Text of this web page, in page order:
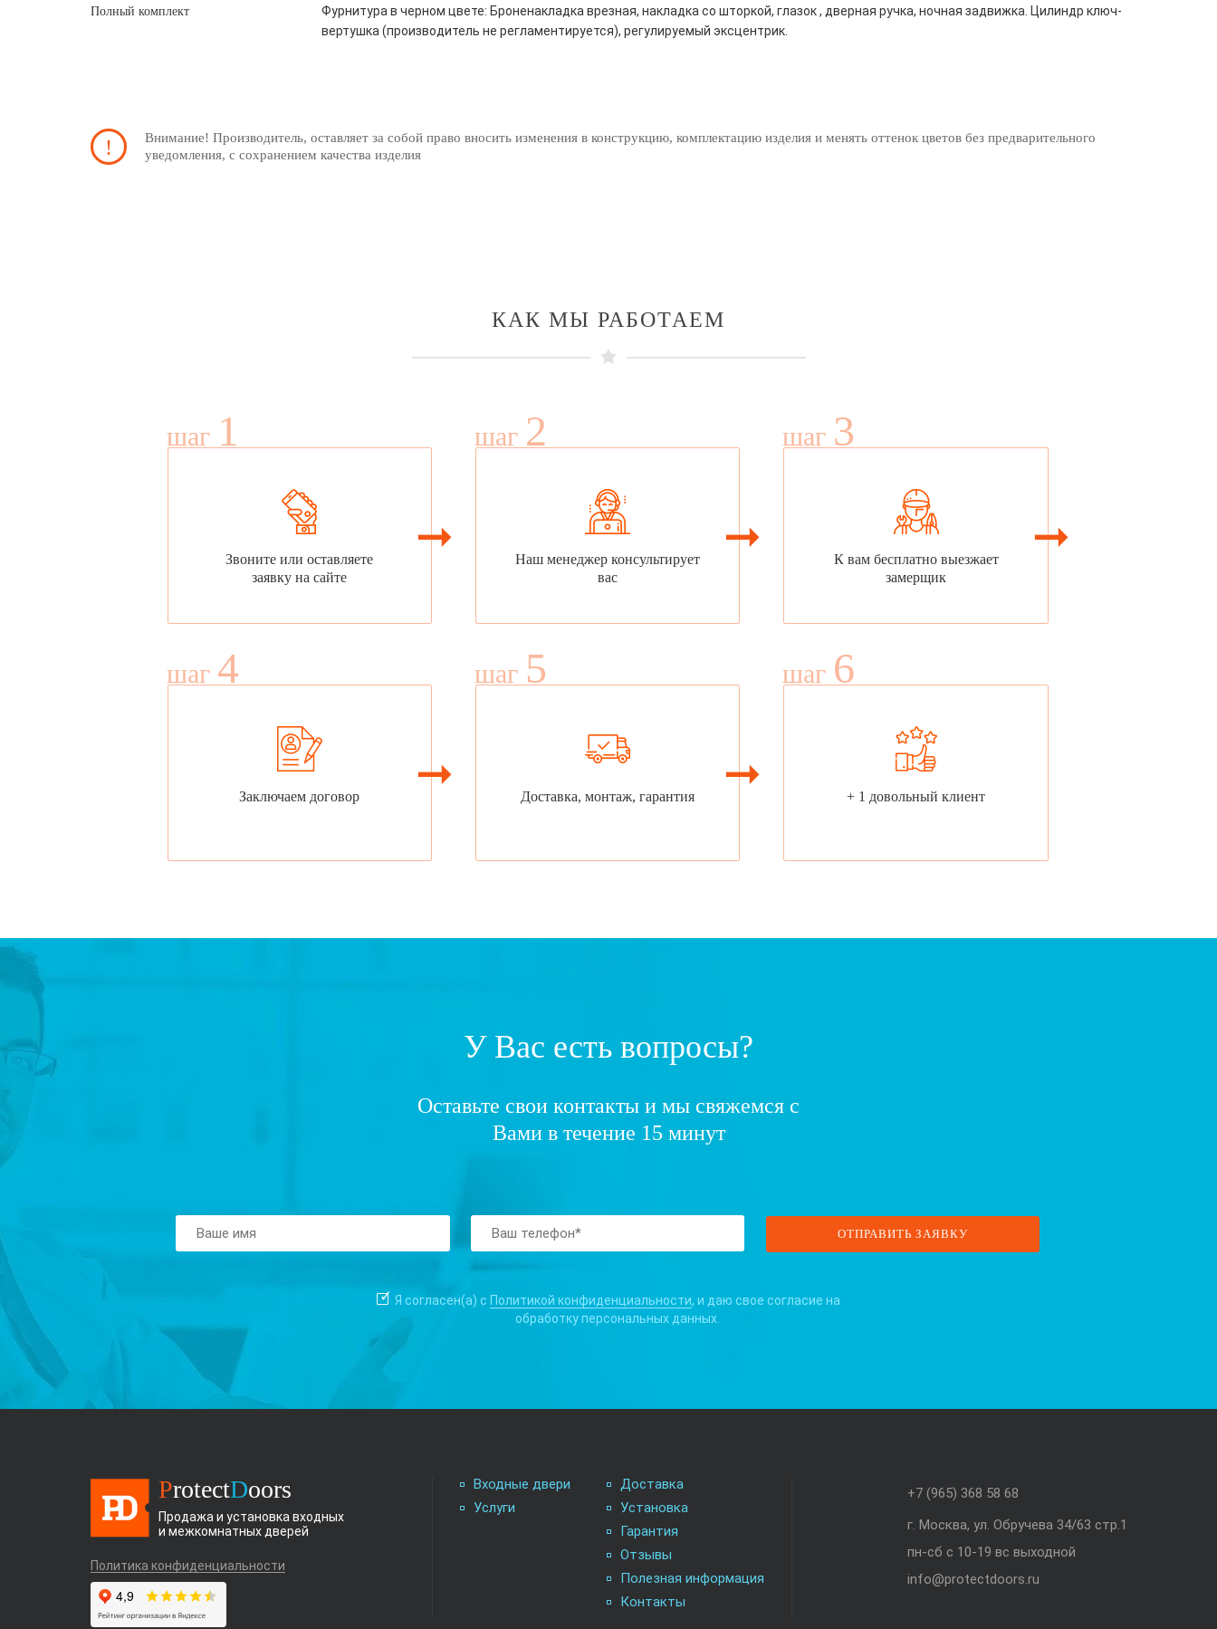
Полный комплект
Фурнитура в черном цвете: Броненакладка врезная, накладка со шторкой, глазок , дверная ручка, ночная задвижка. Цилиндр ключ-
вертушка (производитель не регламентируется), регулируемый эксцентрик.
Внимание! Производитель, оставляет за собой право вносить изменения в конструкцию, комплектацию изделия и менять оттенок цветов без предварительного
уведомления, с сохранением качества изделия
КАК МЫ РАБОТАЕМ
шаг 1
Звоните или оставляете
заявку на сайте
шаг 2
Наш менеджер консультирует
вас
шаг 3
К вам бесплатно выезжает
замерщик
шаг 4
Заключаем договор
шаг 5
Доставка, монтаж, гарантия
шаг 6
+ 1 довольный клиент
У Вас есть вопросы?
Оставьте свои контакты и мы свяжемся с
Вами в течение 15 минут
Я согласен(а) с Политикой конфиденциальности, и даю свое согласие на
обработку персональных данных.
ProtectDoors
Продажа и установка входных
и межкомнатных дверей
Политика конфиденциальности
Входные двери
Услуги
Доставка
Установка
Гарантия
Отзывы
Полезная информация
Контакты
+7 (965) 368 58 68
г. Москва, ул. Обручева 34/63 стр.1
пн-сб с 10-19 вс выходной
info@protectdoors.ru